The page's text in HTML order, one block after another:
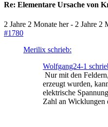
Re: Elementare Ursache von
2 Jahre 2 Monate her- 2 Jahre 2
#1780
Merilix schrieb:
Wolfgang24-1
Nur mit den
erzeugt wurden,
elektrische
Zahl an Wicklungen